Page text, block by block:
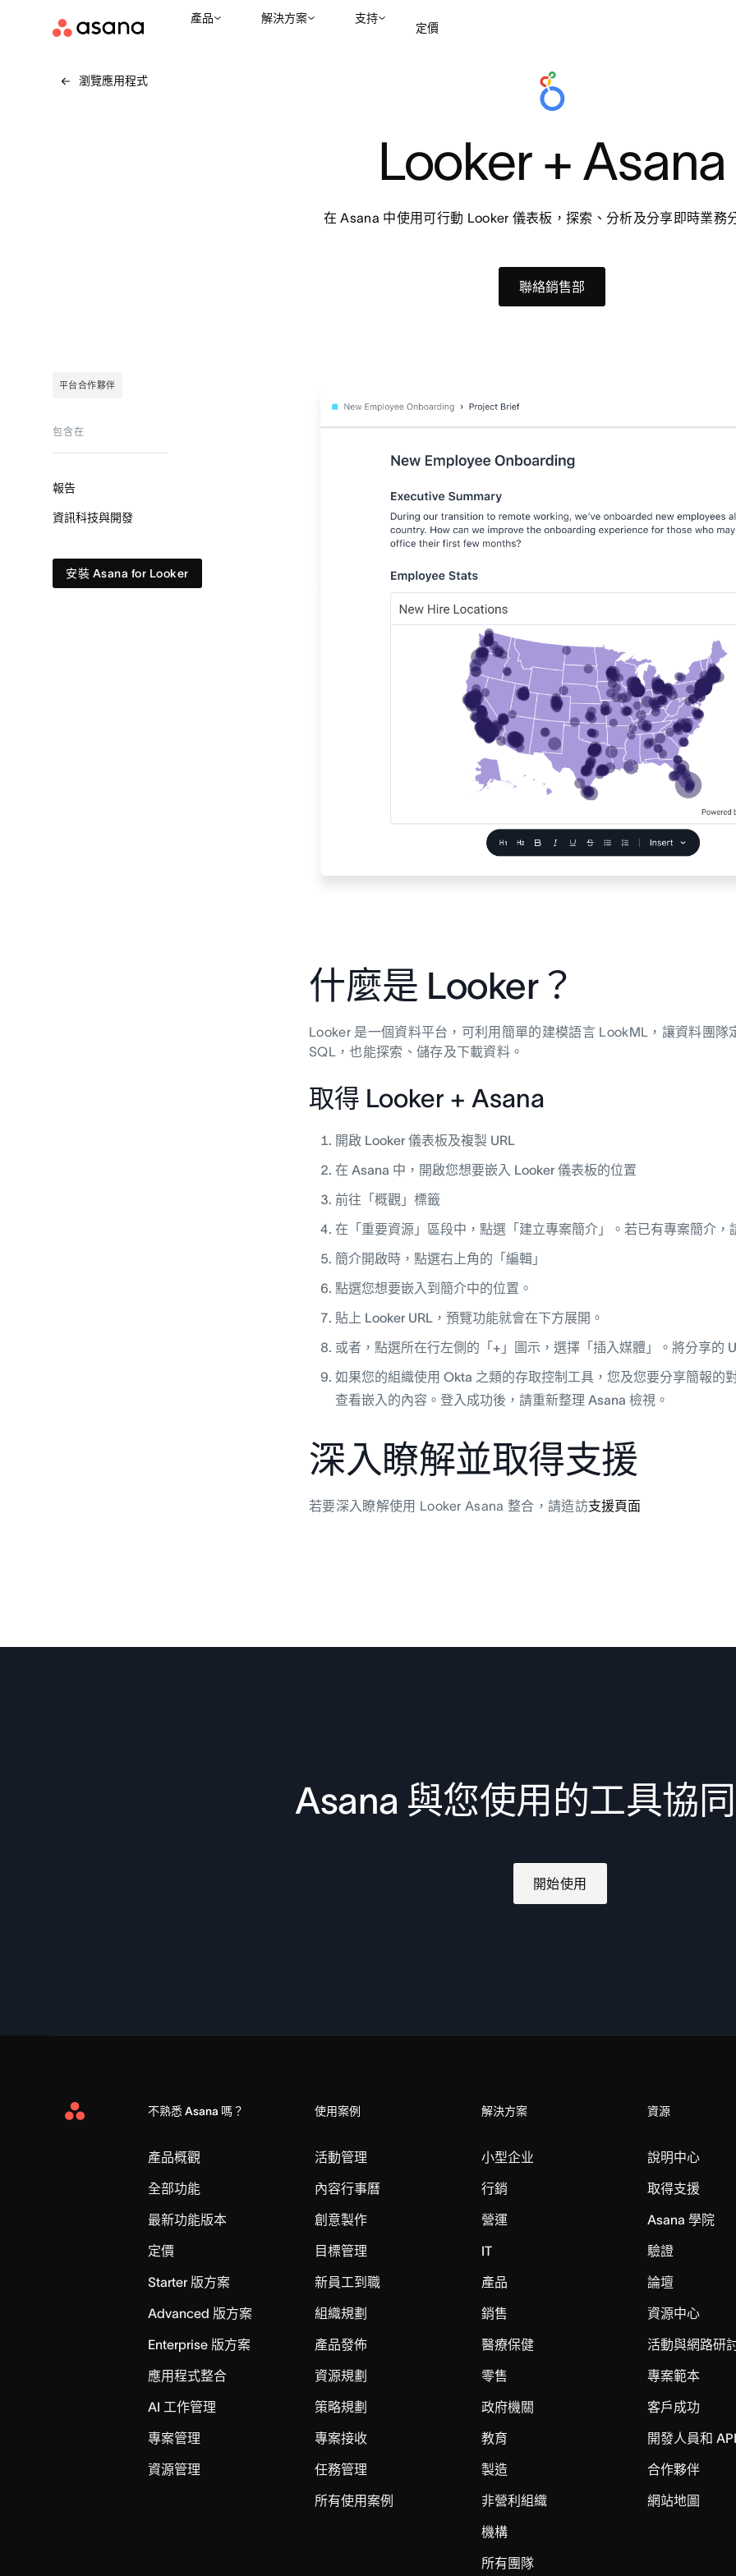
產品 解決方案 支持
定價
瀏覽應用程式
Looker + Asana
在 Asana 中使用可行動 Looker 儀表板，探索、分析及分享即時業務
聯絡銷售部
平台合作夥伴
包含在
報告
資訊科技與開發
安裝 Asana for Looker
什麼是 Looker？
Looker 是一個資料平台，可利用簡單的建模語言 LookML，讓資料團
SQL，也能探索、儲存及下載資料。
取得 Looker + Asana
開啟 Looker 儀表板及複製 URL
在 Asana 中，開啟您想要嵌入 Looker 儀表板的位置
前往「概觀」標籤
在「重要資源」區段中，點選「建立專案簡介」。若已有專案簡介，
簡介開啟時，點選右上角的「編輯」
點選您想要嵌入到簡介中的位置。
貼上 Looker URL，預覽功能就會在下方展開。
或者，點選所在行左側的「+」圖示，選擇「插入媒體」。將分享的
如果您的組織使用 Okta 之類的存取控制工具，您及您要分享簡報的
查看嵌入的內容。登入成功後，請重新整理 Asana 檢視。
深入瞭解並取得支援
若要深入瞭解使用 Looker Asana 整合，請造訪支援頁面
Asana 與您使用的工具協
開始使用
Asana
不熟悉 Asana 嗎？
產品概觀
全部功能
最新功能版本
定價
Starter 版方案
Advanced 版方案
Enterprise 版方案
應用程式整合
AI 工作管理
專案管理
資源管理
使用案例
活動管理
內容行事曆
創意製作
目標管理
新員工到職
組織規劃
產品發佈
資源規劃
策略規劃
專案接收
任務管理
所有使用案例
解決方案
小型企业
行銷
營運
IT
產品
銷售
醫療保健
零售
政府機關
教育
製造
非營利組織
機構
所有團隊
資源
說明中心
取得支援
Asana 學院
驗證
論壇
資源中心
活動與網路研
專案範本
客戶成功
開發人員和
合作夥伴
網站地圖